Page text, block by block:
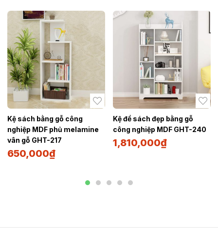
Kệ sách bằng gỗ công
nghiệp MDF phủ melamine
vân gỗ GHT-217
650,000₫
Kệ để sách đẹp bằng gỗ
công nghiệp MDF GHT-240
1,810,000₫